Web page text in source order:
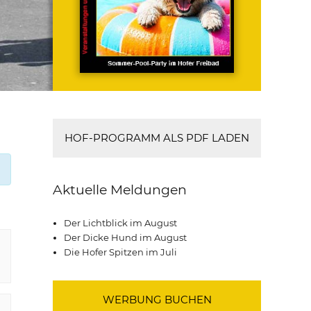
HOF-PROGRAMM ALS PDF LADEN
Aktuelle Meldungen
Der Lichtblick im August
Der Dicke Hund im August
Die Hofer Spitzen im Juli
WERBUNG BUCHEN